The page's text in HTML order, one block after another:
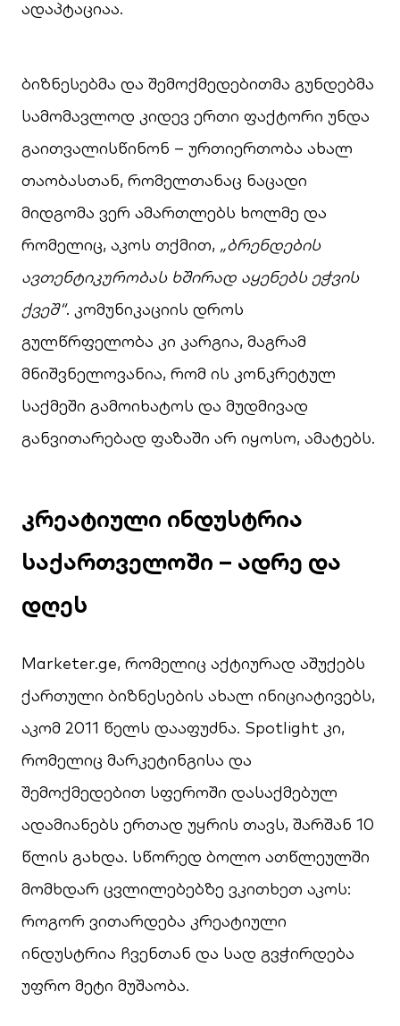
ადაპტაციაა.
ბიზნესებმა და შემოქმედებითმა გუნდებმა
სამომავლოდ კიდევ ერთი ფაქტორი უნდა
გაითვალისწინონ – ურთიერთობა ახალ
თაობასთან, რომელთანაც ნაცადი
მიდგომა ვერ ამართლებს ხოლმე და
რომელიც, აკოს თქმით, „ბრენდების
ავთენტიკურობას ხშირად აყენებს ეჭვის
ქვეშ“. კომუნიკაციის დროს
გულწრფელობა კი კარგია, მაგრამ
მნიშვნელოვანია, რომ ის კონკრეტულ
საქმეში გამოიხატოს და მუდმივად
განვითარებად ფაზაში არ იყოსო, ამატებს.
კრეატიული ინდუსტრია
საქართველოში – ადრე და
დღეს
Marketer.ge, რომელიც აქტიურად აშუქებს
ქართული ბიზნესების ახალ ინიციატივებს,
აკომ 2011 წელს დააფუძნა. Spotlight კი,
რომელიც მარკეტინგისა და
შემოქმედებით სფეროში დასაქმებულ
ადამიანებს ერთად უყრის თავს, შარშან 10
წლის გახდა. სწორედ ბოლო ათწლეულში
მომხდარ ცვლილებებზე ვკითხეთ აკოს:
როგორ ვითარდება კრეატიული
ინდუსტრია ჩვენთან და სად გვჭირდება
უფრო მეტი მუშაობა.